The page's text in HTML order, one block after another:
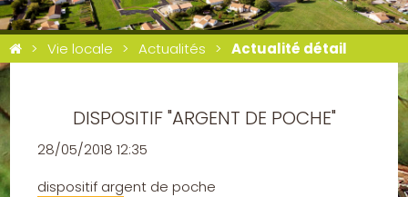
Vie locale Actualités Actualité détail
DISPOSITIF "ARGENT DE POCHE"
28/05/2018 12:35
dispositif argent de poche